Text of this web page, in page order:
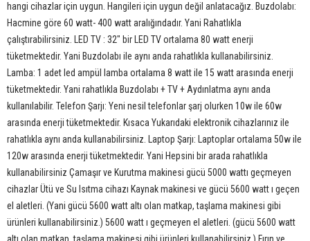
hangi cihazlar için uygun. Hangileri için uygun değil anlatacağız. Buzdolabı:
Hacmine göre 60 watt- 400 watt aralığındadır. Yani Rahatlıkla
çalıştırabilirsiniz. LED TV : 32" bir LED TV ortalama 80 watt enerji
tüketmektedir. Yani Buzdolabı ile aynı anda rahatlıkla kullanabilirsiniz.
Lamba: 1 adet led ampül lamba ortalama 8 watt ile 15 watt arasında enerji
tüketmektedir. Yani rahatlıkla Buzdolabı + TV + Aydınlatma aynı anda
kullanılabilir. Telefon Şarjı: Yeni nesil telefonlar şarj olurken 10w ile 60w
arasında enerji tüketmektedir. Kısaca Yukarıdaki elektronik cihazlarınız ile
rahatlıkla aynı anda kullanabilirsiniz. Laptop Şarjı: Laptoplar ortalama 50w ile
120w arasında enerji tüketmektedir. Yani Hepsini bir arada rahatlıkla
kullanabilirsiniz Çamaşır ve Kurutma makinesi gücü 5000 wattı geçmeyen
cihazlar Ütü ve Su Isıtma cihazı Kaynak makinesi ve gücü 5600 watt ı geçen
el aletleri. (Yani gücü 5600 watt altı olan matkap, taşlama makinesi gibi
ürünleri kullanabilirsiniz.) 5600 watt ı geçmeyen el aletleri. (gücü 5600 watt